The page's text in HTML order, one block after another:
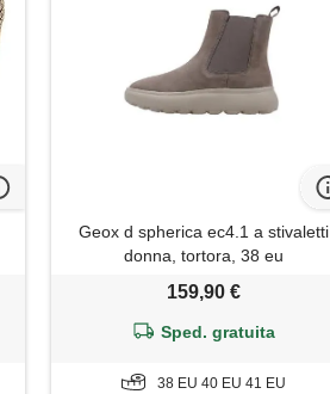
Geox d spherica ec4.1 a stivaletti
donna, tortora, 38 eu
159,90 €
Sped. gratuita
38 EU 40 EU 41 EU